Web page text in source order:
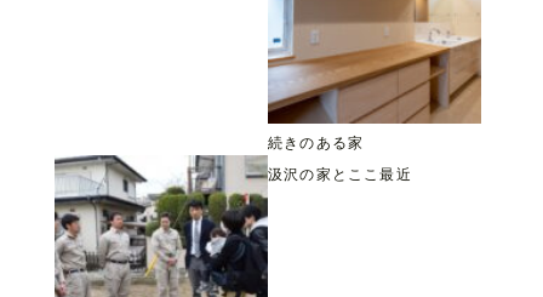
続きのある家
汲沢の家とここ最近